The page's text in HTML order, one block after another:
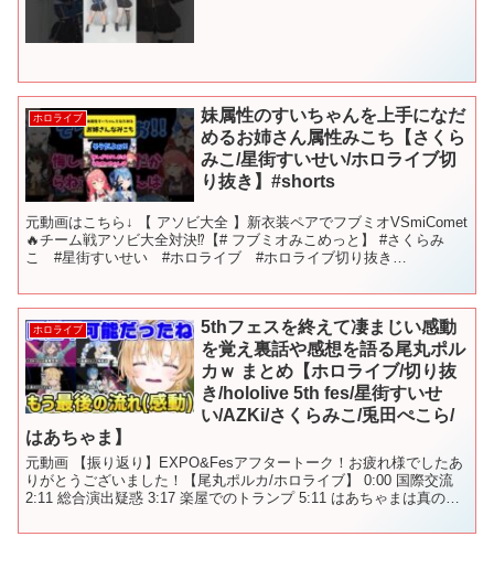
ホロライブ
妹属性のすいちゃんを上手になだ
めるお姉さん属性みこち【さくら
みこ/星街すいせい/ホロライブ切
り抜き】#shorts
元動画はこちら↓ 【 アソビ大全 】新衣装ペアでフブミオVSmiComet
🔥チーム戦アソビ大全対決⁉【# フブミオみこめっと】 #さくらみ
こ #星街すいせい #ホロライブ #ホロライブ切り抜き
ホロライブ
5thフェスを終えて凄まじい感動
を覚え裏話や感想を語る尾丸ポル
カｗ まとめ【ホロライブ/切り抜
き/hololive 5th fes/星街すいせ
い/AZKi/さくらみこ/兎田ぺこら/
はあちゃま】
元動画 【振り返り】EXPO&Fesアフタートーク！お疲れ様でしたあ
りがとうございました！【尾丸ポルカ/ホロライブ】 0:00 国際交流
2:11 総合演出疑惑 3:17 楽屋でのトランプ 5:11 はあちゃまは真のア